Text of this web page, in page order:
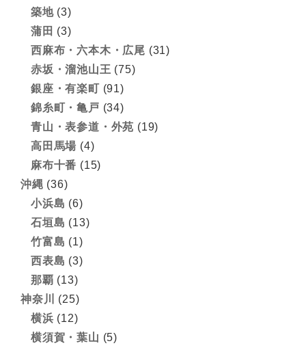
築地(3)
蒲田 (3)
西麻布・六本木・広尾 (31)
赤坂・溜池山王 (75)
銀座・有楽町 (91)
錦糸町・亀戸 (34)
青山・表参道・外苑 (19)
高田馬場 (4)
麻布十番 (15)
沖縄 (36)
小浜島 (6)
石垣島 (13)
竹富島 (1)
西表島 (3)
那覇 (13)
神奈川
(25)
横浜 (12)
横須賀・葉山 (5)